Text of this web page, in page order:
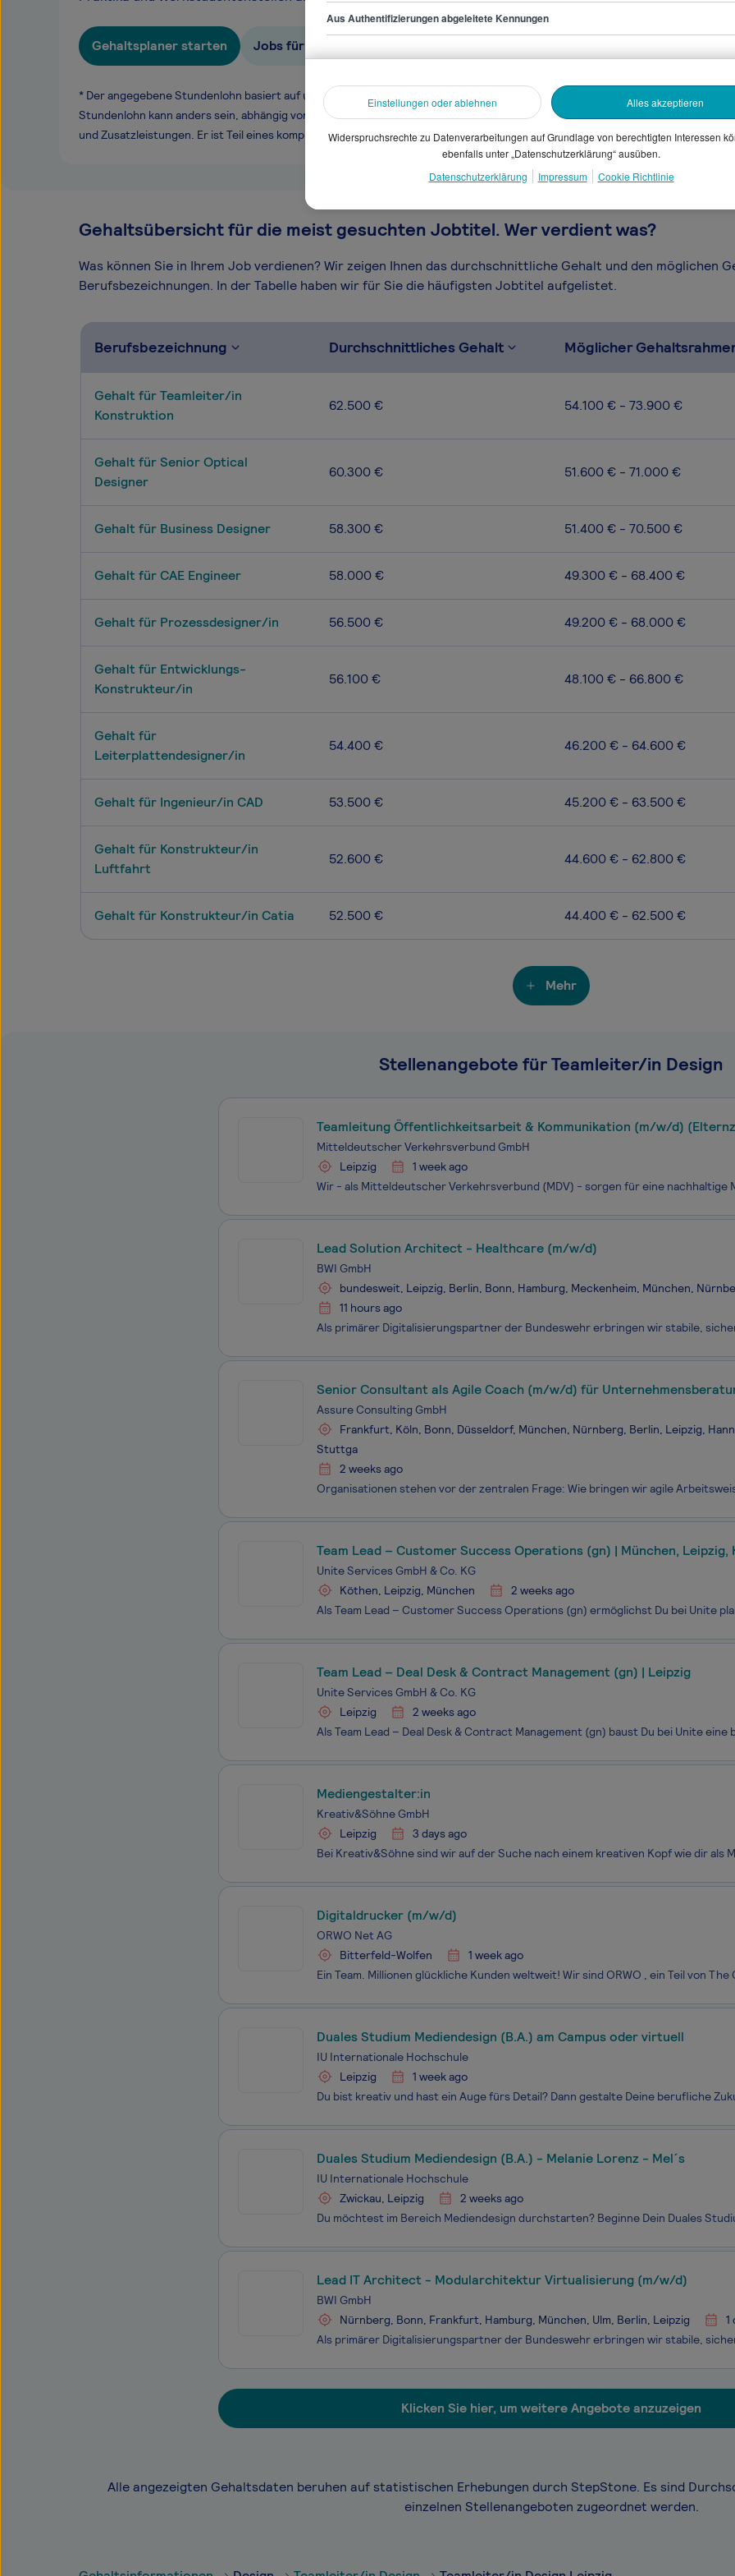
Gehaltsplaner starten Jobs für Teamleiter/in Design
* Der angegebene Stundenlohn basiert auf unseren gesammelten Daten. Dein
Stundenlohn kann anders sein, abhängig von Überstunden, Branche, Selbstständigkeit
und Zusatzleistungen. Er ist Teil eines komplexen Vergütungssystems.
Gehaltsübersicht für die meist gesuchten Jobtitel. Wer verdient was?
Was können Sie in Ihrem Job verdienen? Wir zeigen Ihnen das durchschnittliche Gehalt und den möglichen
Berufsbezeichnungen. In der Tabelle haben wir für Sie die häufigsten Jobtitel aufgelistet.
Berufsbezeichnung Durchschnittliches Gehalt Möglicher
Gehalt für Teamleiter/in
Konstruktion
62.500 € 54.100 € - 73.900 €
Gehalt für Senior Optical
Designer
60.300 € 51.600 € - 71.000 €
Gehalt für Business Designer 58.300 € 51.400 € - 70.500 €
Gehalt für CAE Engineer 58.000 € 49.300 € - 68.400 €
Gehalt für Prozessdesigner/in 56.500 € 49.200 € - 68.000 €
Gehalt für Entwicklungs-
Konstrukteur/in
56.100 € 48.100 € - 66.800 €
Gehalt für
Leiterplattendesigner/in
54.400 € 46.200 € - 64.600 €
Gehalt für Ingenieur/in CAD 53.500 € 45.200 € - 63.500 €
Gehalt für Konstrukteur/in
Luftfahrt
52.600 € 44.600 € - 62.800 €
Gehalt für Konstrukteur/in Catia 52.500 € 44.400 € - 62.500 €
Mehr
Stellenangebote für Teamleiter/in Design
Teamleitung Öffentlichkeitsarbeit & Kommunikation (m/w/d)
Mitteldeutscher Verkehrsverbund GmbH
Leipzig
1 week ago
Lead Solution Architect - Healthcare (m/w/d)
BWI GmbH
bundesweit, Leipzig, Berlin, Bonn, Hamburg, Meckenheim, München,
11 hours ago
Senior Consultant als Agile Coach (m/w/d) für
Assure Consulting GmbH
Frankfurt, Köln, Bonn, Düsseldorf, München, Nürnberg, Berlin, Leipzig,
Stuttga
2 weeks ago
Team Lead – Customer Success Operations (gn) | München, Leipzig,
Unite Services GmbH & Co. KG
Köthen, Leipzig, München
2 weeks ago
Team Lead – Deal Desk & Contract Management (gn) | Leipzig
Unite Services GmbH & Co. KG
Leipzig
2 weeks ago
Mediengestalter:in
Kreativ&Söhne GmbH
Leipzig
3 days ago
Digitaldrucker (m/w/d)
ORWO Net AG
Bitterfeld-Wolfen
1 week ago
Duales Studium Mediendesign (B.A.) am Campus oder virtuell
IU Internationale Hochschule
Leipzig
1 week ago
Duales Studium Mediendesign (B.A.) - Melanie Lorenz - Mel´s
IU Internationale Hochschule
Zwickau, Leipzig
2 weeks ago
Lead IT Architect - Modularchitektur Virtualisierung (m/w/d)
BWI GmbH
Nürnberg, Bonn, Frankfurt, Hamburg, München, Ulm, Berlin, Leipzig
1
Klicken Sie hier, um weitere Angebote anzuzeigen
Alle angezeigten Gehaltsdaten beruhen auf statistischen Erhebungen durch StepStone. Es sind
einzelnen Stellenangeboten zugeordnet werden.
Aus Authentifizierungen abgeleitete Kennungen
Einstellungen oder ablehnen Alles akzeptieren
Widerspruchsrechte zu Datenverarbeitungen auf Grundlage von berechtigten Interessen
ebenfalls unter „Datenschutzerklärung“ ausüben.
Datenschutzerklärung
Impressum Cookie Richtlinie